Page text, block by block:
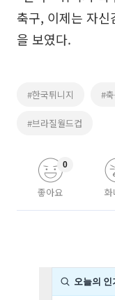
축구, 이제는 자
을 보였다.
#한국튀니지 #
#브라질월드컵
좋아요
0